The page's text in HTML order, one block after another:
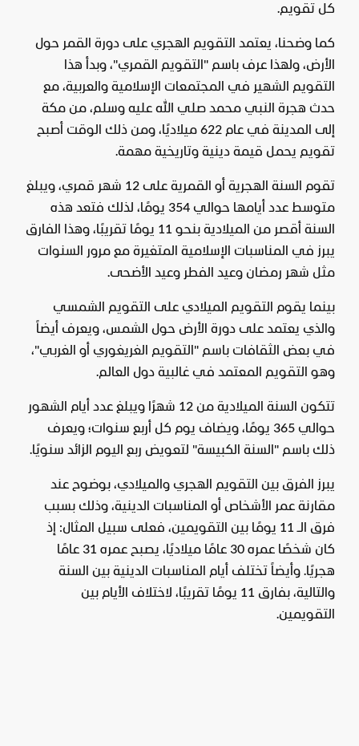
كل تقويم.
كما وضحنا، يعتمد التقويم الهجري على دورة القمر حول
الأرض، ولهذا عرف باسم "التقويم القمري"، وبدأ هذا
التقويم الشهير في المجتمعات الإسلامية والعربية، مع
حدث هجرة النبي محمد صلي الله عليه وسلم، من مكة
إلى المدينة في عام 622 ميلاديًا، ومن ذلك الوقت أصبح
تقويم يحمل قيمة دينية وتاريخية مهمة.
تقوم السنة الهجرية أو القمرية على 12 شهر قمري، ويبلغ
متوسط عدد أيامها حوالي 354 يومًا، لذلك فتعد هذه
السنة أقصر من الميلادية بنحو 11 يومًا تقريبًا، وهذا الفارق
يبرز في المناسبات الإسلامية المتغيرة مع مرور السنوات
مثل شهر رمضان وعيد الفطر وعيد الأضحى.
بينما يقوم التقويم الميلادي على التقويم الشمسي
والذي يعتمد على دورة الأرض حول الشمس، ويعرف أيضاً
في بعض الثقافات باسم "التقويم الغريغوري أو الغربي"،
وهو التقويم المعتمد في غالبية دول العالم.
تتكون السنة الميلادية من 12 شهرًا ويبلغ عدد أيام الشهور
حوالي 365 يومًا، ويضاف يوم كل أربع سنوات؛ ويعرف
ذلك باسم "السنة الكبيسة" لتعويض ربع اليوم الزائد سنويًا.
يبرز الفرق بين التقويم الهجري والميلادي، بوضوح عند
مقارنة عمر الأشخاص أو المناسبات الدينية، وذلك بسبب
فرق الـ 11 يومًا بين التقويمين، فعلى سبيل المثال: إذ
كان شخصًا عمره 30 عامًا ميلاديًا، يصبح عمره 31 عامًا
هجريًا. وأيضاً تختلف أيام المناسبات الدينية بين السنة
والتالية، بفارق 11 يومًا تقريبًا، لاختلاف الأيام بين
التقويمين.